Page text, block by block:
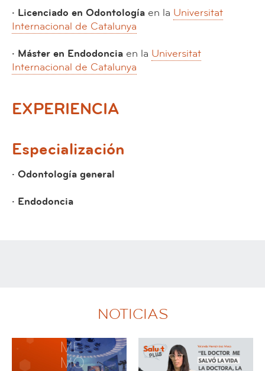
· Licenciado en Odontología en la Universitat
Internacional de Catalunya
· Máster en Endodoncia en la Universitat
Internacional de Catalunya
EXPERIENCIA
Especialización
· Odontología general
· Endodoncia
NOTICIAS